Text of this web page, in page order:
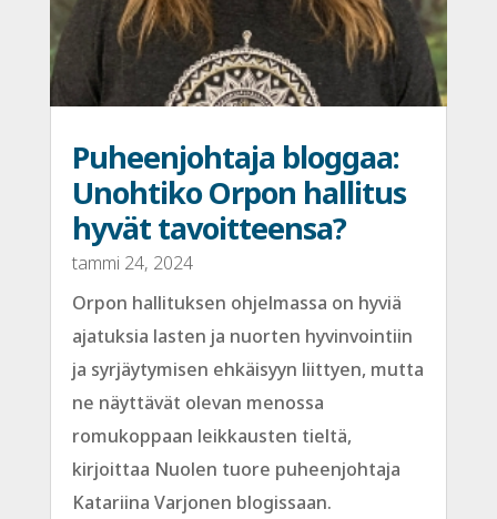
Puheenjohtaja bloggaa:
Unohtiko Orpon hallitus
hyvät tavoitteensa?
tammi 24, 2024
Orpon hallituksen ohjelmassa on hyviä
ajatuksia lasten ja nuorten hyvinvointiin
ja syrjäytymisen ehkäisyyn liittyen, mutta
ne näyttävät olevan menossa
romukoppaan leikkausten tieltä,
kirjoittaa Nuolen tuore puheenjohtaja
Katariina Varjonen blogissaan.